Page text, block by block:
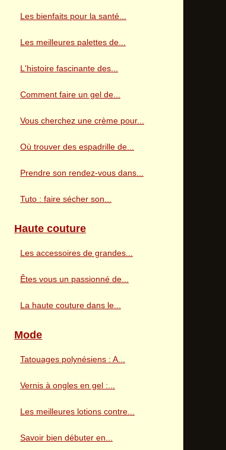
Les bienfaits pour la santé...
Les meilleures palettes de...
L'histoire fascinante des...
Comment faire un gel de...
Vous cherchez une crème pour...
Où trouver des espadrille de...
Prendre son rendez-vous dans...
Tuto : faire sécher son...
Haute couture
Les accessoires de grandes...
Êtes vous un passionné de...
La haute couture dans le...
Mode
Tatouages polynésiens : A...
Vernis à ongles en gel :...
Les meilleures lotions contre...
Savoir bien débuter en...